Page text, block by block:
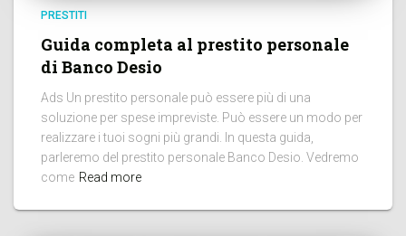
PRESTITI
Guida completa al prestito personale
di Banco Desio
Ads Un prestito personale può essere più di una
soluzione per spese impreviste. Può essere un modo per
realizzare i tuoi sogni più grandi. In questa guida,
parleremo del prestito personale Banco Desio. Vedremo
come Read more